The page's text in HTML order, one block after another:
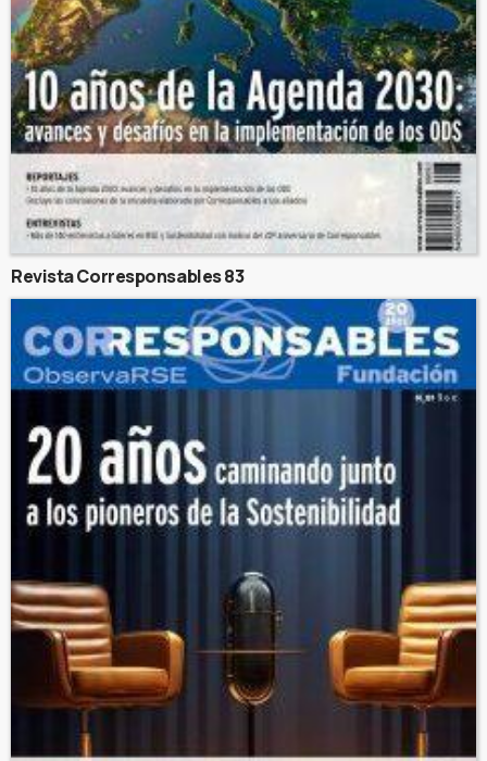
Revista Corresponsables 83